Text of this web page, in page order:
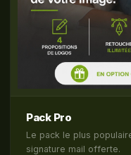
Pack Pro
Le pack le plus
signature mail offerte.